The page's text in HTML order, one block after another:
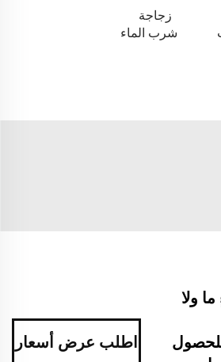
زجاجة
شرب الماء
ولا
اطلب عرض أسعار